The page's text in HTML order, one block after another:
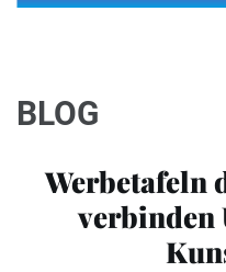
BLOG
Werbetafeln
verbinden